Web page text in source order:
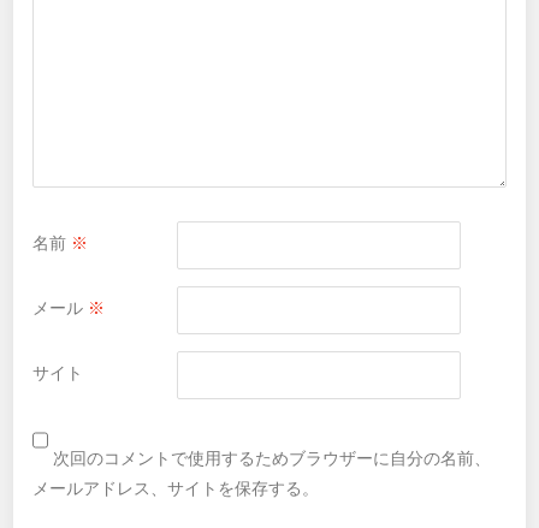
名前 ※
メール ※
サイト
次回のコメントで使用するためブラウザーに自分の名前、
メールアドレス、サイトを保存する。